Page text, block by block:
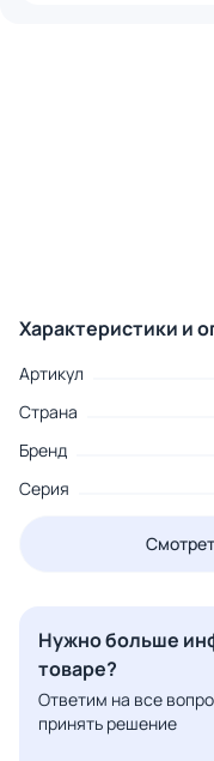
Характеристики и
Артикул
Страна
Бренд
Серия
Нужно больше
товаре?
Ответим на все
принять решение